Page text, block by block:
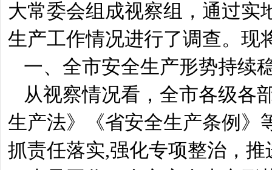
大常委会组成视察组，通过实
生产工作情况进行了调查。现
一、全市安全生产形势持续
从视察情况看，全市各级各
生产法》《省安全生产条例》
抓责任落实,强化专项整治，